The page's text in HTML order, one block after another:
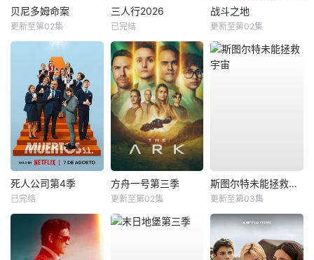
贝尼多姆命案
更新至第02集
三人行2026
已完结
战斗之地
更新至第02集
死人公司第4季
已完结
方舟一号第三季
更新至第02集
斯图尔特未能拯救宇宙
更新至第03集